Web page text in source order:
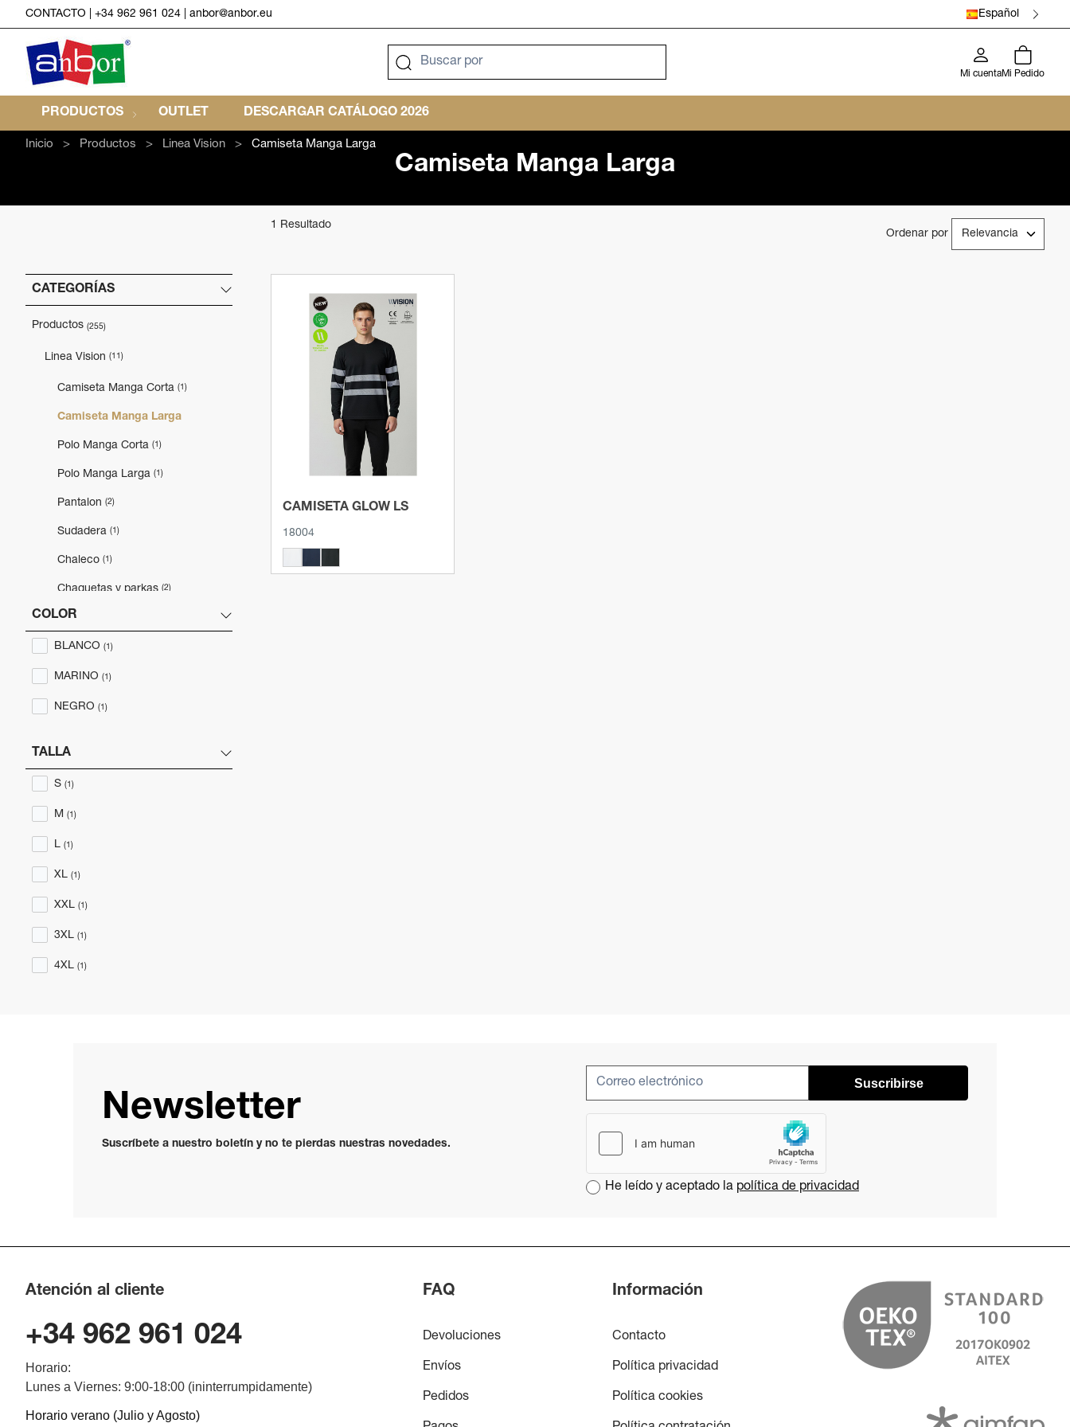
CONTACTO +34 962 961 024 anbor@anbor.eu Español
Mi cuentaMi Pedido
PRODUCTOS OUTLET DESCARGAR CATÁLOGO 2026
Inicio Productos Linea Vision Camiseta Manga Larga
Camiseta Manga Larga
CATEGORÍAS
Productos (255)
Linea Vision (11)
Camiseta Manga Corta (1)
Camiseta Manga Larga
Polo Manga Corta (1)
Polo Manga Larga (1)
Pantalon (2)
Sudadera (1)
Chaleco (1)
Chaquetas y parkas (2)
Polar
COLOR
BLANCO (1)
MARINO (1)
NEGRO (1)
TALLA
S (1)
M (1)
L (1)
XL (1)
XXL (1)
3XL (1)
4XL (1)
1 Resultado
Ordenar por
Ver producto
CAMISETA GLOW LS
18004
Newsletter
Suscríbete a nuestro boletín y no te pierdas nuestras novedades.
Suscribirse
He leído y aceptado la política de privacidad
Atención al cliente
+34 962 961 024
Horario:
Lunes a Viernes: 9:00-18:00 (ininterrumpidamente)
Horario verano (Julio y Agosto)
FAQ
Devoluciones
Envíos
Pedidos
Información
Contacto
Política privacidad
Política cookies